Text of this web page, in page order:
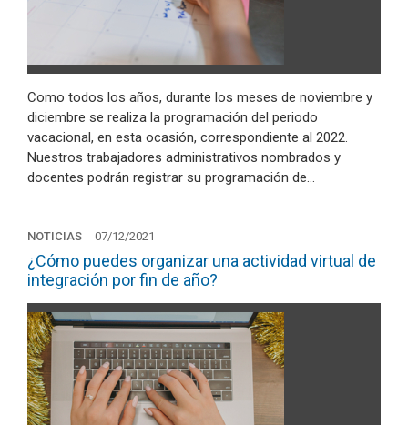
Como todos los años, durante los meses de noviembre y
diciembre se realiza la programación del periodo
vacacional, en esta ocasión, correspondiente al 2022.
Nuestros trabajadores administrativos nombrados y
docentes podrán registrar su programación de…
NOTICIAS 07/12/2021
¿Cómo puedes organizar una actividad virtual de
integración por fin de año?